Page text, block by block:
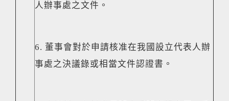
人辦事處之文件。
6. 董事會對於申請核准在我國設立代表人辦
事處之決議錄或相當文件認證書。